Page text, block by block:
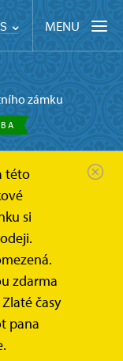
MENU
zámku
této
si
zdarma
časy
pana
programy,
programů
zaměřené
a obohatit
ale také díky